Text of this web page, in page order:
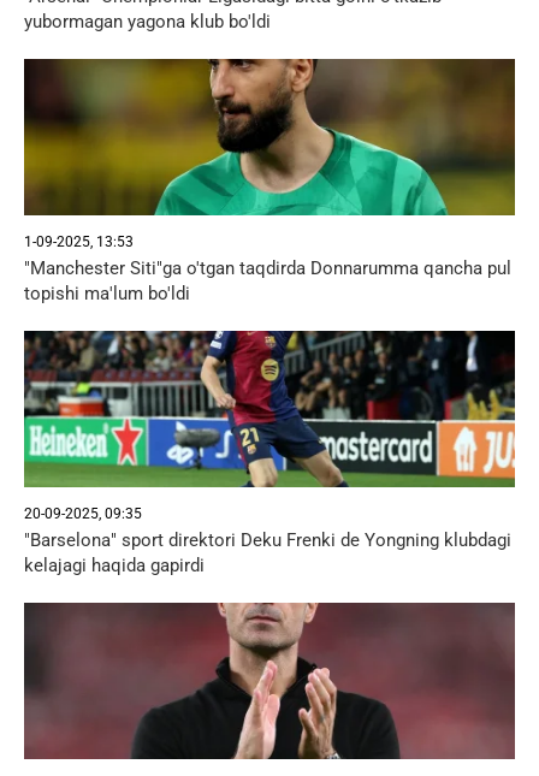
yubormagan yagona klub bo'ldi
1-09-2025, 13:53
"Manchester Siti"ga o'tgan taqdirda Donnarumma qancha pul
topishi ma'lum bo'ldi
20-09-2025, 09:35
"Barselona" sport direktori Deku Frenki de Yongning klubdagi
kelajagi haqida gapirdi